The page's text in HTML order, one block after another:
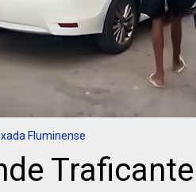
Fluminense